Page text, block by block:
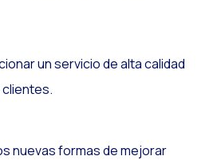
un servicio de alta calidad
nuevas formas de mejorar